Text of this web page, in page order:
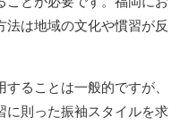
法は地域の文化や慣習が反
ることは一般的ですが、
に則った振袖スタイルを求